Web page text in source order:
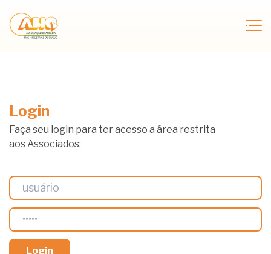
Login
Faça seu login para ter acesso a área restrita
aos Associados: